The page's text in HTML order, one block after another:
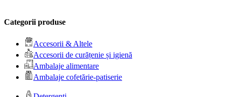
Categorii produse
Accesorii & Altele
Accesorii de curățenie și igienă
Ambalaje alimentare
Ambalaje cofetărie-patiserie